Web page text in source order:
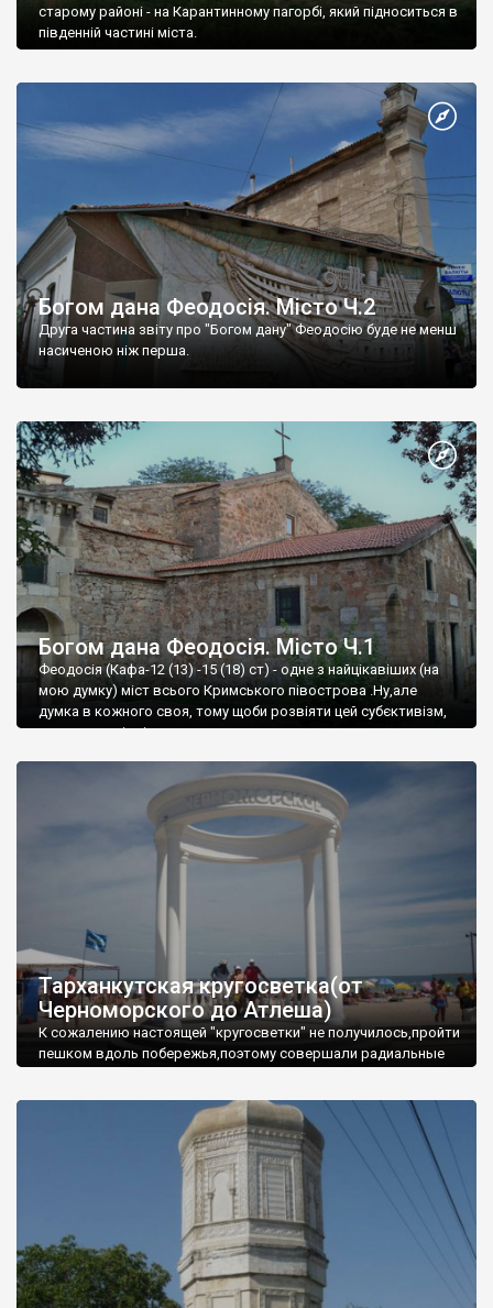
старому районі - на Карантинному пагорбі, який підноситься в
південній частині міста.
Богом дана Феодосія. Місто Ч.2
Друга частина звіту про "Богом дану" Феодосію буде не менш
насиченою ніж перша.
Богом дана Феодосія. Місто Ч.1
Феодосія (Кафа-12 (13) -15 (18) ст) - одне з найцікавіших (на
мою думку) міст всього Кримського півострова .Ну,але
думка в кожного своя, тому щоби розвіяти цей субєктивізм,
запрошую відвідати це
Тарханкутская кругосветка(от
Черноморского до Атлеша)
К сожалению настоящей "кругосветки" не получилось,пройти
пешком вдоль побережья,поэтому совершали радиальные